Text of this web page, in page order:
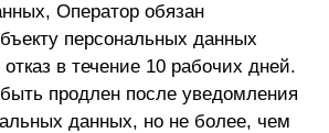
Оператор обязан
персональных данных
в течение 10 рабочих дней.
продлен после уведомления
данных, но не более, чем